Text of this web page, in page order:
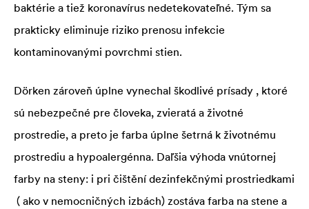
baktérie a tiež koronavírus nedetekovateľné. Tým sa
prakticky eliminuje riziko prenosu infekcie
kontaminovanými povrchmi stien.
Dörken zároveň úplne vynechal škodlivé prísady , ktoré
sú nebezpečné pre človeka, zvieratá a životné
prostredie, a preto je farba úplne šetrná k životnému
prostrediu a hypoalergénna. Daľšia výhoda vnútornej
farby na steny: i pri čištění dezinfekčnými prostriedkami
( ako v nemocničných izbách) zostáva farba na stene a